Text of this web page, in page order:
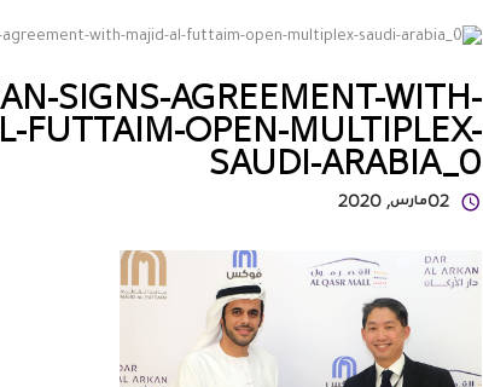
SIGNS-AGREEMENT-WITH-
FUTTAIM-OPEN-MULTIPLEX-
SAUDI-ARABIA_0
02مارس, 2020